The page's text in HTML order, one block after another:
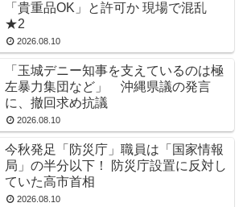
「貴重品OK」と許可か 現場で混乱
★2
2026.08.10
「玉城デニー知事を支えているのは極
左暴力集団など」 沖縄県議の発言
に、撤回求め抗議
2026.08.10
今秋発足「防災庁」職員は「国家情報
局」の半分以下！ 防災庁設置に反対し
ていた高市首相
2026.08.10